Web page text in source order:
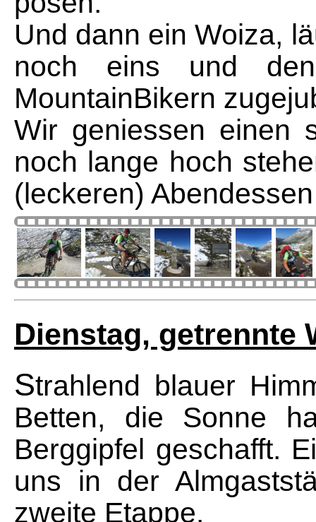
Und dann ein Woiza,
noch eins und den
MountainBikern
Wir geniessen einen
noch lange hoch
(leckeren)
Dienstag, getrennte
Strahlend blauer
Betten, die Sonne
Berggipfel geschafft.
uns in der
zweite Etappe.